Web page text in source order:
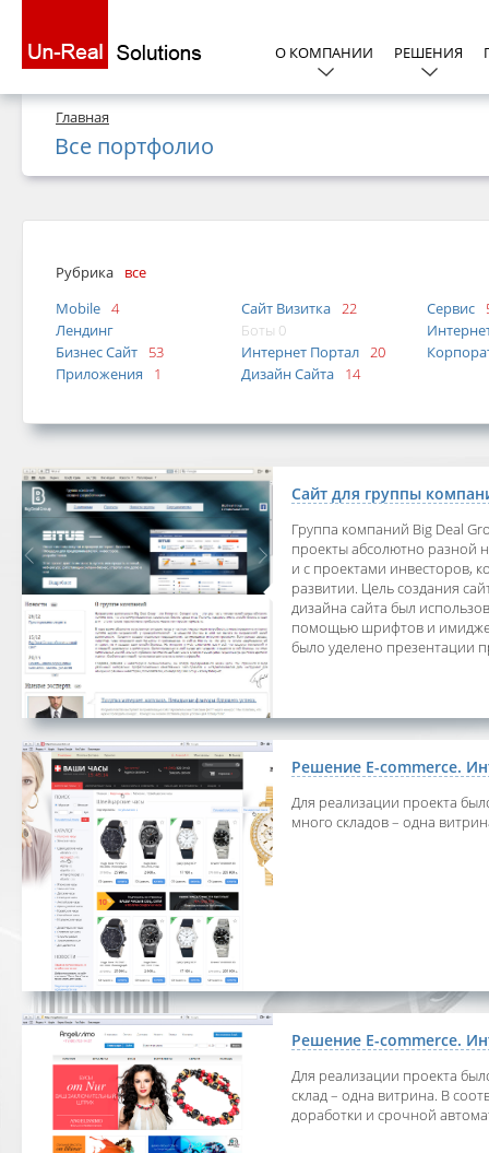
О КОМПАНИИ РЕШЕНИЯ
Главная
Все портфолио
Рубрика
все
Mobile 4 Сайт Визитка 22 Сервис
Лендинг
Боты 0
Бизнес Сайт
53 Интернет Портал 20
Приложения
1 Дизайн Сайта 14
Сайт для группы
Группа компаний Big Deal
проекты абсолютно разной
и с проектами инвесторов,
развитии. Цель создания
дизайна сайта был
помощью шрифтов и
было уделено презентации
Решение E-commerce.
Для реализации проекта
много складов – одна
Решение E-commerce.
Для реализации проекта
склад – одна витрина. В
доработки и срочной